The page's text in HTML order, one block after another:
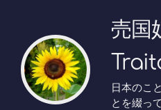
売国
日本のこ
とを綴っ